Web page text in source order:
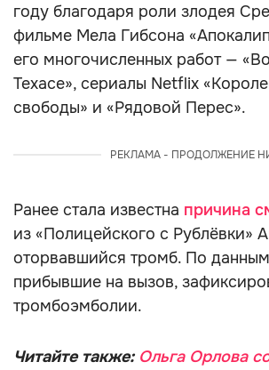
году благодаря роли злодея
фильме Мела Гибсона
его многочисленных работ —
Техасе», сериалы Netflix
свободы» и «Рядовой Перес».
РЕКЛАМА - ПРОДОЛЖЕНИЕ
Ранее стала известна причина
из «Полицейского с Рублёвки»
оторвавшийся тромб. По
прибывшие на вызов,
тромбоэмболии.
Читайте также: Ольга Орлова